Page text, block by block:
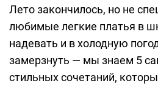
Лето закончилось, но не
любимые легкие платья в
надевать и в холодную
замерзнуть — мы знаем 5
стильных сочетаний,